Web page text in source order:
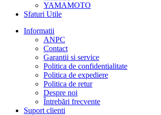
YAMAMOTO
Sfaturi Utile
Informatii
ANPC
Contact
Garantii si service
Politica de confidentialitate
Politica de expediere
Politica de retur
Despre noi
Întrebări frecvente
Suport clienti